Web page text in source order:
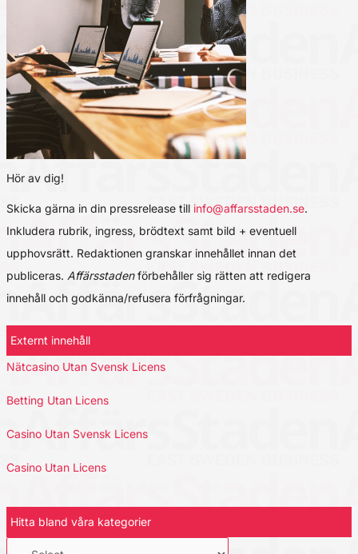
Hör av dig!
Skicka gärna in din pressrelease till info@affarsstaden.se.
Inkludera rubrik, ingress, brödtext samt bild + eventuell
upphovsrätt. Redaktionen granskar innehållet innan det
publiceras. Affärsstadenförbehåller sig rätten att redigera
innehåll och godkänna/refusera förfrågningar.
Externt innehåll
Nätcasino Utan Svensk Licens
Betting Utan Licens
Casino Utan Svensk Licens
Casino Utan Licens
Hitta bland våra kategorier